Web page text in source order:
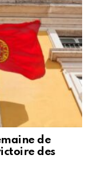
de
des